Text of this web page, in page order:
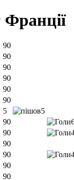
Франції
90
90
90
90
90
90
5
5
90
90
90
90
90
90